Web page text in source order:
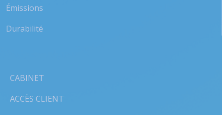
Émissions
Durabilité
CABINET
ACCÈS CLIENT